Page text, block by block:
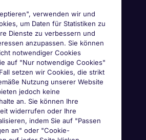
verwenden wir und
um Daten für Statistiken zu
Dienste zu verbessern und
anzupassen. Sie können
notwendiger Cookies
auf "Nur notwendige Cookies"
setzen wir Cookies, die strikt
Nutzung unserer Website
jedoch keine
an. Sie können Ihre
widerrufen oder Ihre
indem Sie auf "Passen
an" oder "Cookie-